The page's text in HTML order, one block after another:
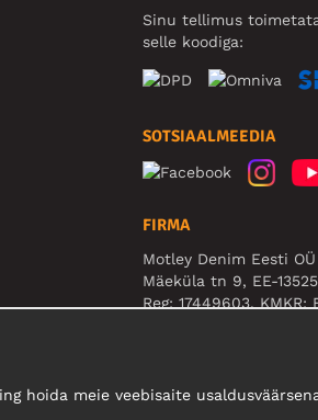
Sinu tellimus
selle koodiga:
SOTSIAALMEEDIA
FIRMA
Motley Denim Eesti OÜ
Mäeküla tn 9, EE-
Reg: 17449603, KMKR:
hoida meie veebisaite